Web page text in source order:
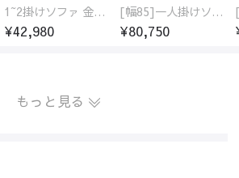
1~2掛けソファ 金属フレーム 高反発ウレタン
¥42,980
[幅85]一人掛けソファ 多種類生地 高級感
¥80,750
もっと見る